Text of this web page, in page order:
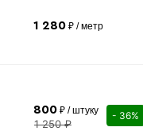
1 280₽ / метр
800₽ / штуку
1 250 ₽
- 36%